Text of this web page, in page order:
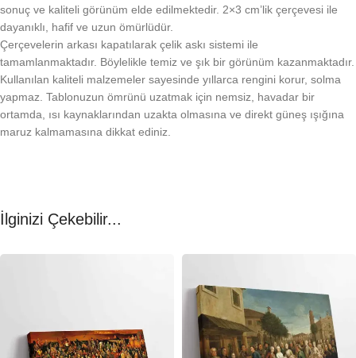
sonuç ve kaliteli görünüm elde edilmektedir. 2×3 cm’lik çerçevesi ile
dayanıklı, hafif ve uzun ömürlüdür.
Çerçevelerin arkası kapatılarak çelik askı sistemi ile
tamamlanmaktadır. Böylelikle temiz ve şık bir görünüm kazanmaktadır.
Kullanılan kaliteli malzemeler sayesinde yıllarca rengini korur, solma
yapmaz. Tablonuzun ömrünü uzatmak için nemsiz, havadar bir
ortamda, ısı kaynaklarından uzakta olmasına ve direkt güneş ışığına
maruz kalmamasına dikkat ediniz.
İlginizi Çekebilir...